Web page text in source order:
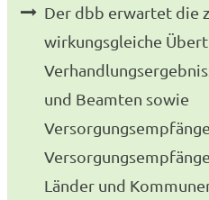
Der dbb erwartet die
wirkungsgleiche
und Beamten sowie
Länder und